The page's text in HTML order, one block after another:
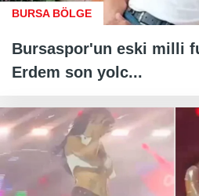
BURSA BÖLGE
Bursaspor'un eski milli
Erdem son yolc...